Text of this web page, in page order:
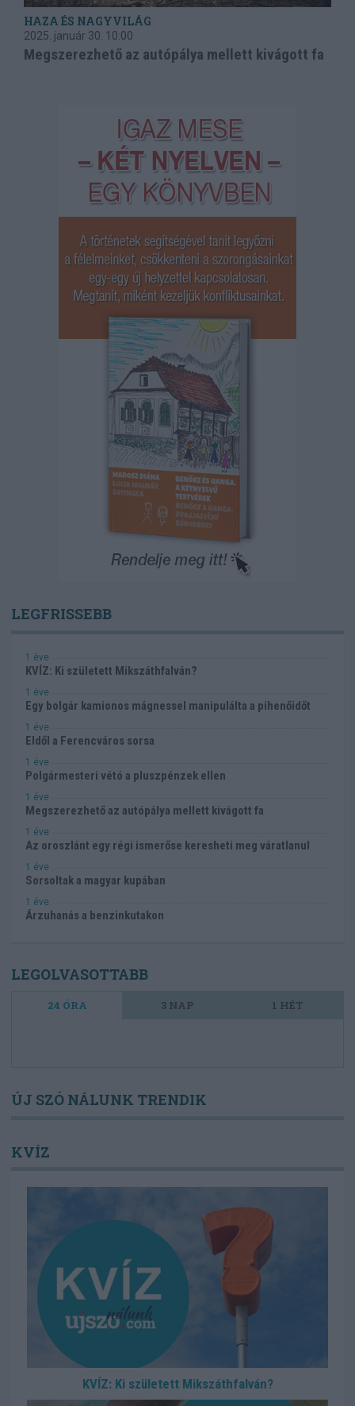
HAZA ÉS NAGYVILÁG
2025. január 30. 10:00
Megszerezhető az autópálya mellett kivágott fa
LEGFRISSEBB
1 éve
KVÍZ: Ki született Mikszáthfalván?
1 éve
Egy bolgár kamionos mágnessel manipulálta a pihenőidőt
1 éve
Eldől a Ferencváros sorsa
1 éve
Polgármesteri vétó a pluszpénzek ellen
1 éve
Megszerezhető az autópálya mellett kivágott fa
1 éve
Az oroszlánt egy régi ismerőse keresheti meg váratlanul
1 éve
Sorsoltak a magyar kupában
1 éve
Árzuhanás a benzinkutakon
LEGOLVASOTTABB
24 ÓRA 3 NAP 1 HÉT
ÚJ SZÓ NÁLUNK TRENDIK
KVÍZ
KVÍZ: Ki született Mikszáthfalván?